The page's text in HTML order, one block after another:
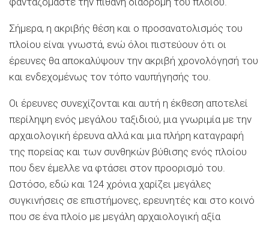
Σήμερα, η ακριβής θέση και ο προσανατολισμός του
πλοίου είναι γνωστά, ενώ όλοι πιστεύουν ότι οι
έρευνες θα αποκαλύψουν την ακριβή χρονολόγησή του
και ενδεχομένως τον τόπο ναυπήγησής του.
Οι έρευνες συνεχίζονται και αυτή η έκθεση αποτελεί
περίληψη ενός μεγάλου ταξιδιού, μια γνωριμία με την
αρχαιολογική έρευνα αλλά και μια πλήρη καταγραφή
της πορείας και των συνθηκών βύθισης ενός πλοίου
που δεν έμελλε να φτάσει στον προορισμό του.
Ωστόσο, εδώ και 124 χρόνια χαρίζει μεγάλες
συγκινήσεις σε επιστήμονες, ερευνητές και στο κοινό
που σε ένα πλοίο με μεγάλη αρχαιολογική αξία